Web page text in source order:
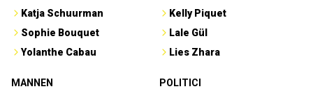
Katja Schuurman
Sophie Bouquet
Yolanthe Cabau
Kelly Piquet
Lale Gül
Lies Zhara
MANNEN
POLITICI